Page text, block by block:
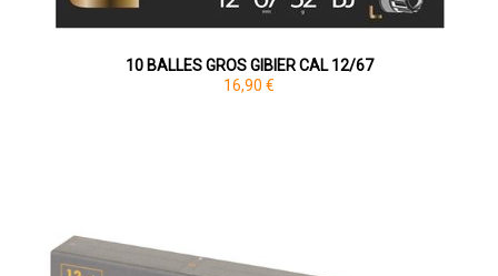
10 BALLES GROS GIBIER CAL 12/67
16,90 €